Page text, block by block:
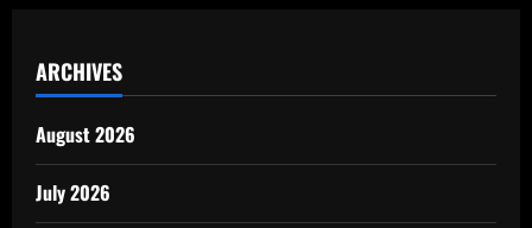
ARCHIVES
August 2026
July 2026